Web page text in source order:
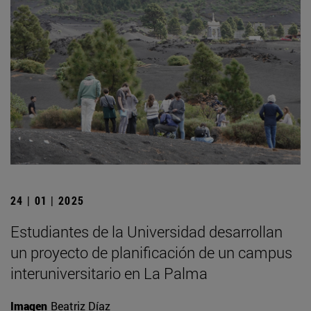
24 | 01 | 2025
Estudiantes de la Universidad desarrollan
un proyecto de planificación de un campus
interuniversitario en La Palma
Imagen Beatriz Díaz